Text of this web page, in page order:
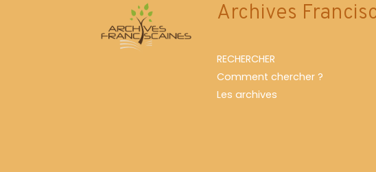
Archives
RECHERCHER
Comment chercher ?
Les archives